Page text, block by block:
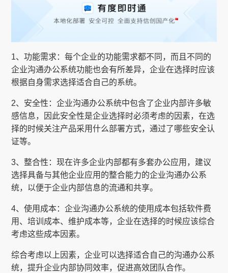
1、功能需求：每个企业的功能需求都不同，而且不同的
企业沟通办公系统功能也会有所差异，企业在选择时应该
根据自身需求选择适合自己的系统。
2、安全性：企业沟通办公系统中包含了企业内部许多敏
感信息，因此安全性是企业选择时必须考虑的因素，在选
择的时候关注产品采用什么部署方式，通过了哪些安全认
证等。
3、整合性：现在许多企业内部都有多套办公应用，建议
选择具备与其他企业应用的整合能力的企业沟通办公系
统，以便于企业内部信息的流通和共享。
4、使用成本：企业沟通办公系统的使用成本包括软件费
用、培训成本、维护成本等，企业在选择的时候应该综合
考虑这些成本因素。
综合考虑以上因素，企业可以选择适合自己的沟通办公系
统，提升企业内部协同效率，促进高效团队合作。